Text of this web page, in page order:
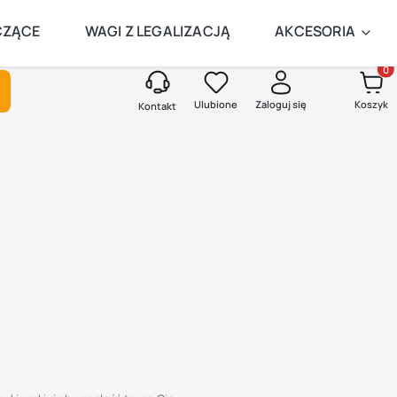
DNIA
Kontakt Ulubione Zaloguj się Koszyk
WAGI Z LEGALIZACJĄ AKCESORIA